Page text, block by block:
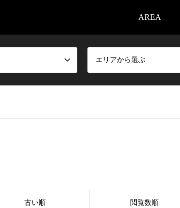
AREA
エリアから選ぶ
古い順 閲覧数順